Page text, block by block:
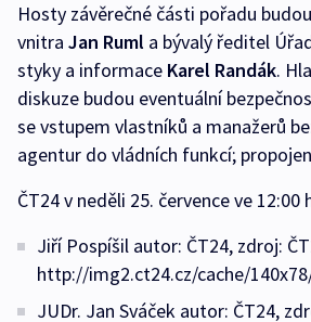
Hosty závěrečné části pořadu
vnitra Jan Ruml a bývalý ředitel
styky a informace Karel Randák.
diskuze budou eventuální
se vstupem vlastníků a manažerů
agentur do vládních funkcí;
ČT24 v neděli 25. července ve 12:00
Jiří Pospíšil autor: ČT24, zdroj:
http://img2.ct24.cz/cache/
JUDr. Jan Sváček autor: ČT24,